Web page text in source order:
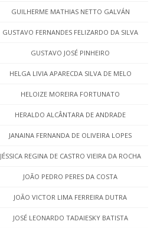
GUILHERME MATHIAS NETTO GALVÁN
GUSTAVO FERNANDES FELIZARDO DA SILVA
GUSTAVO JOSÉ PINHEIRO
HELGA LIVIA APARECDA SILVA DE MELO
HELOIZE MOREIRA FORTUNATO
HERALDO ALCÂNTARA DE ANDRADE
JANAINA FERNANDA DE OLIVEIRA LOPES
JÉSSICA REGINA DE CASTRO VIEIRA DA ROCHA
JOÃO PEDRO PERES DA COSTA
JOÃO VICTOR LIMA FERREIRA DUTRA
JOSÉ LEONARDO TADAIESKY BATISTA